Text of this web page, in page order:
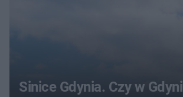
Sinice Gdynia. Czy w